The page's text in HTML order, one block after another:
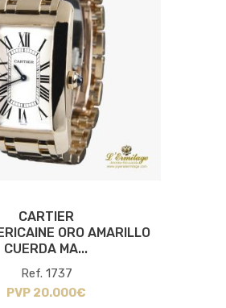
CARTIER
ORO AMARILLO
CUERDA MA...
Ref. 1737
PVP 20.000€